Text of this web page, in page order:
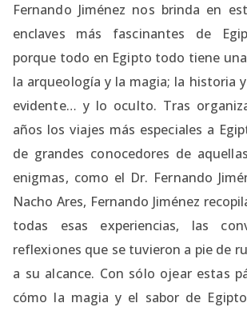
Fernando Jiménez nos brinda en
enclaves más fascinantes de
porque todo en Egipto todo tiene
la arqueología y la magia; la historia
evidente… y lo oculto. Tras
años los viajes más especiales a
de grandes conocedores de
enigmas, como el Dr. Fernando
Nacho Ares, Fernando Jiménez
todas esas experiencias, las
reflexiones que se tuvieron a pie de
a su alcance. Con sólo ojear estas
cómo la magia y el sabor de